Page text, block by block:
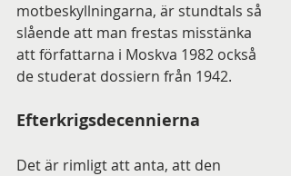
motbeskyllningarna, är stundtals så
slående att man frestas misstänka
att författarna i Moskva 1982 också
de studerat dossiern från 1942.
Efterkrigsdecennierna
Det är rimligt att anta, att den